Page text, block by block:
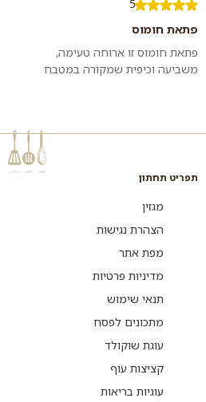
5
פתאת חומוס
פתאת חומוס זו ארוחה טעימה,
משביעה וכיפית שמקורה במטבח
תפריט תחתון
מגזין
הצהרת נגישות
מפת אתר
מדיניות פרטיות
תנאי שימוש
מתכונים לפסח
עוגת שוקולד
קציצות עוף
עוגיות בריאות